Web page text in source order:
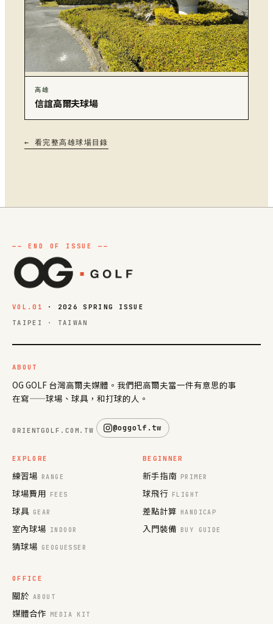
高雄
信誼高爾夫球場
← 看完整高雄球場目錄
VOL.01
· 2026 SPRING ISSUE
TAIPEI · TAIWAN
ABOUT
OG GOLF 台灣高爾夫媒體。我們把高爾夫當一件有意思的事
在寫——球場、球具，和打球的人。
ORIENTGOLF.COM.TW @oggolf.tw
EXPLORE
練習場 RANGE
球場費用 FEES
球具 GEAR
室內球場 INDOOR
猜球場 GEOGUESSER
BEGINNER
新手指南 PRIMER
球飛行 FLIGHT
差點計算 HANDICAP
入門裝備 BUY GUIDE
OFFICE
關於 ABOUT
媒體合作 MEDIA KIT